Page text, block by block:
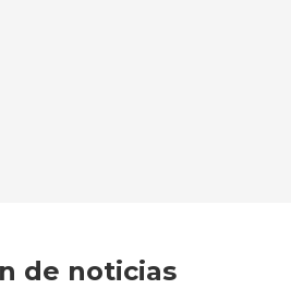
de noticias